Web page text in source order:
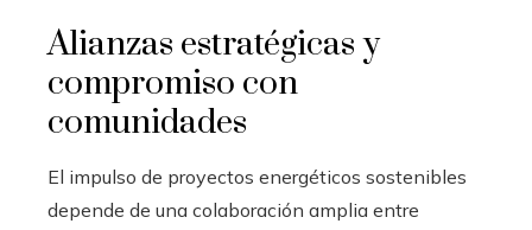
Alianzas estratégicas y
compromiso con
comunidades
El impulso de proyectos energéticos sostenibles
depende de una colaboración amplia entre